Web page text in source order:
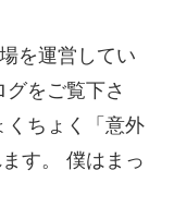
を運営してい
をご覧下さ
くちょく「意外
す。 僕はまっ